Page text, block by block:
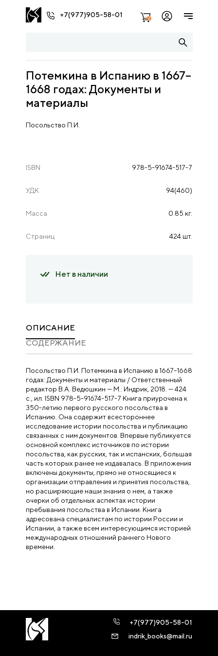
+7(977)905-58-01 2
Потемкина в Испанию в 1667–
1668 годах: Документы и
материалы
Посольство П.И.
ISBN 978-5-91674-517-7
УДК 94(460)
Масса 0.85 кг.
Страниц 424 шт.
Нет в наличии
ОПИСАНИЕ
CОДЕРЖАНИЕ
Посольство П.И. Потемкина в Испанию в 1667–1668
годах: Документы и материалы / Ответственный
редактор В.А. Ведюшкин — М.: Индрик, 2018. — 424
с., ил. ISBN 978-5-91674-517-7 Книга приурочена к
350-летию первого русского посольства в
Испанию. Она содержит всестороннее
исследование истории посольства и публикацию
связанных с ним документов. Впервые публикуется
основной комплекс источников по истории
посольства, как русских, так и испанских, большая
часть которых ранее не издавалась. В приложения
включены документы, прямо не относящиеся к
организации отправления и принятия посольства,
но расширяющие наши знания о нем, а также
очерки об отдельных аспектах истории
пребывания посольства в Испании. Книга
адресована специалистам по истории России и
Испании, а также всем интересующимся историей
международных отношений раннего Нового
времени.
+7(977)905-58-01
indrik_books@mail.ru